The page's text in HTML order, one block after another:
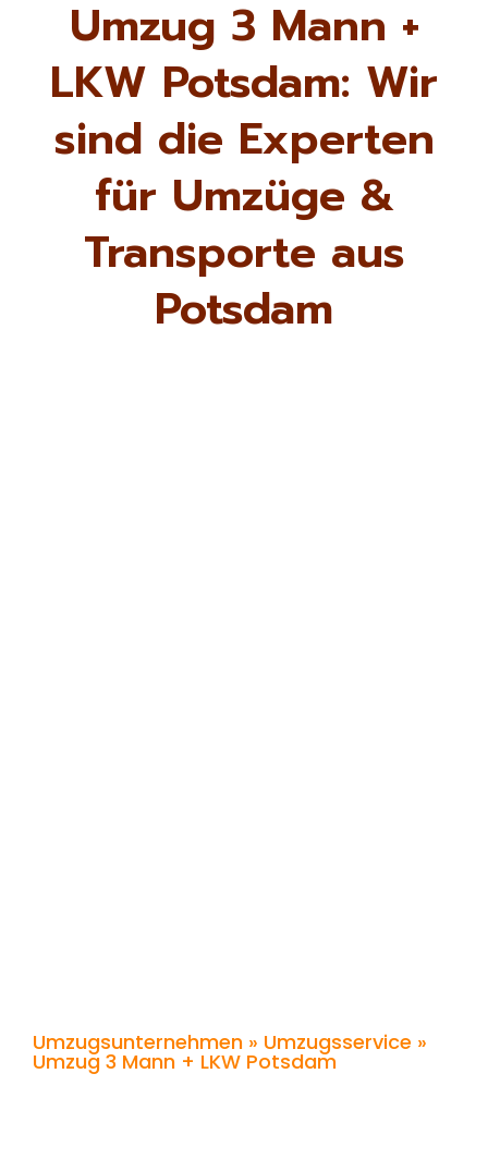
Umzug 3 Mann +
LKW Potsdam: Wir
sind die Experten
für Umzüge &
Transporte aus
Potsdam
Umzugsunternehmen » Umzugsservice »
Umzug 3 Mann + LKW Potsdam